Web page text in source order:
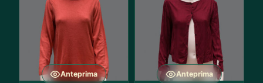
Anteprima Anteprima